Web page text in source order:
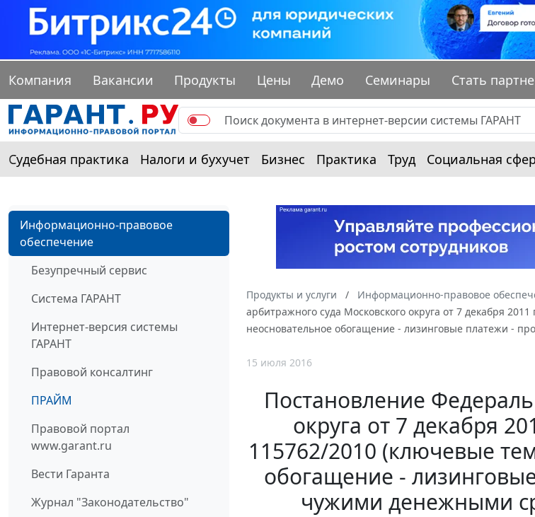
Компания Вакансии Продукты Цены Демо Семинары Стать
Судебная практика Налоги и бухучет Бизнес Практика Труд Социальная
Информационно-правовое
обеспечение
Безупречный сервис
Система ГАРАНТ
Интернет-версия системы
ГАРАНТ
Правовой консалтинг
ПРАЙМ
Правовой портал
www.garant.ru
Вести Гаранта
Журнал "Законодательство"
Продукты и услуги Информационно-правовое
арбитражного суда Московского округа от 7 декабря
неосновательное обогащение - лизинговые платежи -
15 июля 2016
Постановление
округа от 7 декабря
115762/2010 (ключевые
обогащение -
чужими денежными